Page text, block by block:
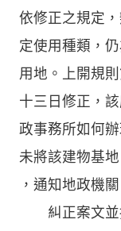
依修正之規定
定使用種類，
用地。上開規
十三日修正，
政事務所如何
未將該建物基
，通知地政機
糾正案文並